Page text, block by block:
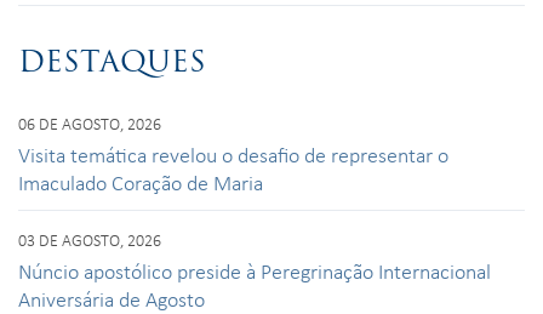
DESTAQUES
06 DE AGOSTO, 2026
Visita temática revelou o desafio de representar o
Imaculado Coração de Maria
03 DE AGOSTO, 2026
Núncio apostólico preside à Peregrinação Internacional
Aniversária de Agosto